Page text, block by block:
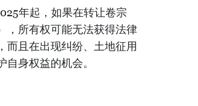
年起，如果在转让卷宗
，所有权可能无法获得法律
而且在出现纠纷、土地征用
身权益的机会。